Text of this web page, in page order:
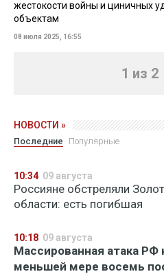
жестокости войны и циничных
объектам
08 июля 2025, 16:55
1 из 2
НОВОСТИ »
Последние Популярные
10:34 09 августа
Россияне обстреляли
области: есть погибшая
10:18 09 августа
Массированная атака
меньшей мере восемь